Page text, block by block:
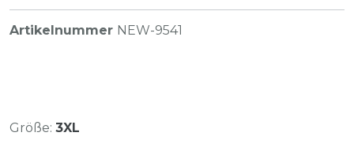
Artikelnummer NEW-9541
Größe: 3XL